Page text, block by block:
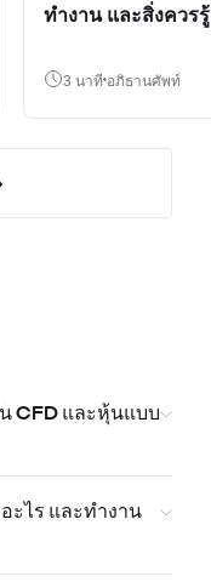
ทำงาน และสิ่งควรรู้
3 นาที อภิธานศัพท์
CFD และหุ้นแบบ
ะไร และทำงาน